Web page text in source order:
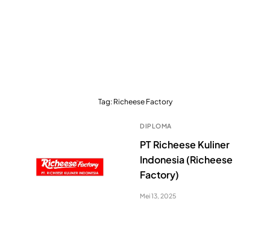
Tag: Richeese Factory
DIPLOMA
PT Richeese Kuliner
Indonesia (Richeese
Factory)
Mei 13, 2025